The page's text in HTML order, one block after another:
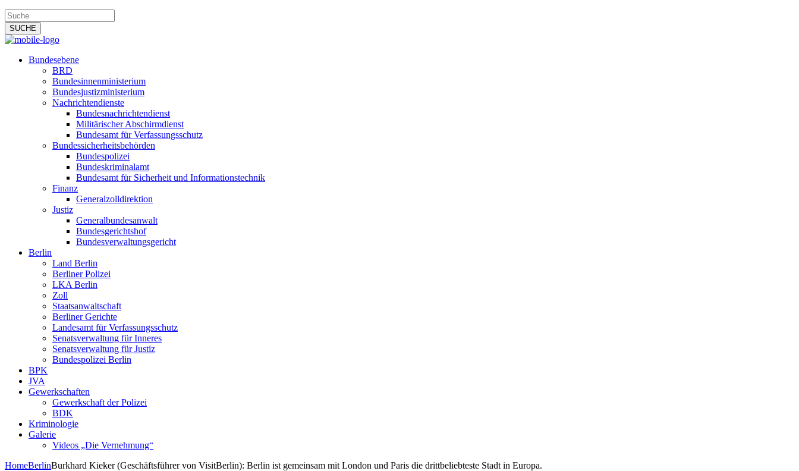
Bundesebene
BRD
Bundesinnenministerium
Bundesjustizministerium
Nachrichtendienste
Bundesnachrichtendienst
Militärischer Abschirmdienst
Bundesamt für Verfassungsschutz
Bundessicherheitsbehörden
Bundespolizei
Bundeskriminalamt
Bundesamt für Sicherheit und Informationstechnik
Finanz
Generalzolldirektion
Justiz
Generalbundesanwalt
Bundesgerichtshof
Bundesverwaltungsgericht
Berlin
Land Berlin
Berliner Polizei
LKA Berlin
Zoll
Staatsanwaltschaft
Berliner Gerichte
Landesamt für Verfassungsschutz
Senatsverwaltung für Inneres
Senatsverwaltung für Justiz
Bundespolizei Berlin
BPK
JVA
Gewerkschaften
Gewerkschaft der Polizei
BDK
Kriminologie
Galerie
Videos „Die Vernehmung“
HomeBerlinBurkhard Kieker (Geschäftsführer von VisitBerlin): Berlin ist gemeinsam mit London und Paris die drittbeliebteste Stadt in Europa.